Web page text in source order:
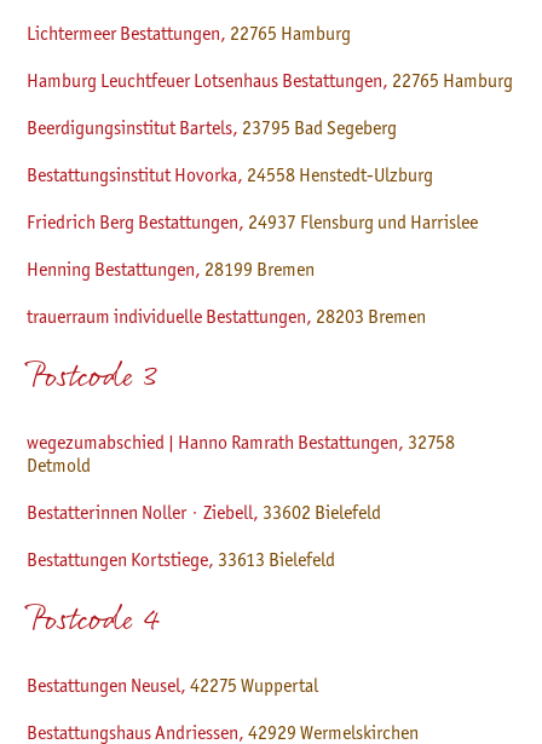
Lichtermeer Bestattungen, 22765 Hamburg
Hamburg Leuchtfeuer Lotsenhaus Bestattungen, 22765 Hamburg
Beerdigungsinstitut Bartels, 23795 Bad Segeberg
Bestattungsinstitut Hovorka, 24558 Henstedt-Ulzburg
Friedrich Berg Bestattungen, 24937 Flensburg und Harrislee
Henning Bestattungen, 28199 Bremen
trauerraum individuelle Bestattungen, 28203 Bremen
Postcode 3
wegezumabschied | Hanno Ramrath Bestattungen, 32758
Detmold
Bestatterinnen Noller · Ziebell, 33602 Bielefeld
Bestattungen Kortstiege, 33613 Bielefeld
Postcode 4
Bestattungen Neusel, 42275 Wuppertal
Bestattungshaus Andriessen, 42929 Wermelskirchen